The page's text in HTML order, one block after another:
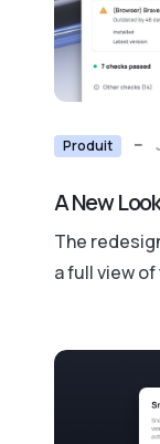
Produit --
A New
The
a full view